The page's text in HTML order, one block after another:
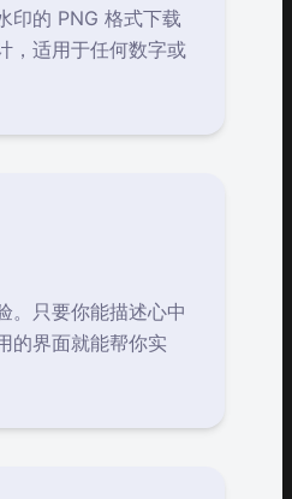
印的 PNG 格式下载
，适用于任何数字或
。只要你能描述心中
的界面就能帮你实